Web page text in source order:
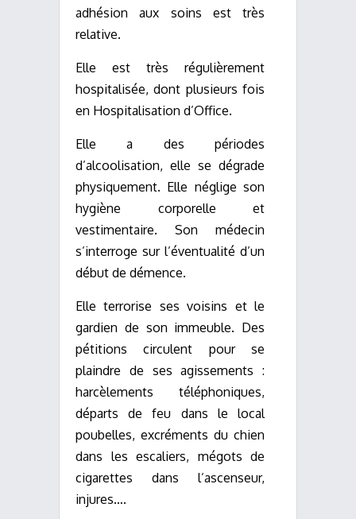
adhésion aux soins est très
relative.
Elle est très régulièrement
hospitalisée, dont plusieurs fois
en Hospitalisation d’Office.
Elle a des périodes
d’alcoolisation, elle se dégrade
physiquement. Elle néglige son
hygiène corporelle et
vestimentaire. Son médecin
s’interroge sur l’éventualité d’un
début de démence.
Elle terrorise ses voisins et le
gardien de son immeuble. Des
pétitions circulent pour se
plaindre de ses agissements :
harcèlements téléphoniques,
départs de feu dans le local
poubelles, excréments du chien
dans les escaliers, mégots de
cigarettes dans l’ascenseur,
injures….